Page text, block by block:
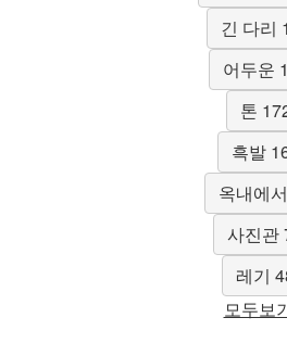
긴 다리
어두운
톤
흑발
옥내에
사진관
레기
모두보